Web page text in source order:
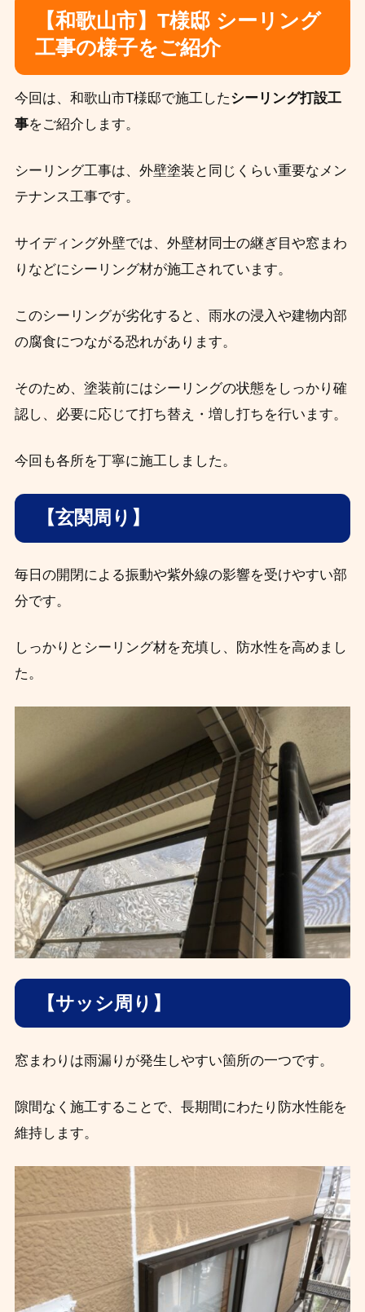
【和歌山市】T様邸 シーリング
工事の様子をご紹介
今回は、和歌山市T様邸で施工したシーリング打設工
事をご紹介します。
シーリング工事は、外壁塗装と同じくらい重要なメン
テナンス工事です。
サイディング外壁では、外壁材同士の継ぎ目や窓まわ
りなどにシーリング材が施工されています。
このシーリングが劣化すると、雨水の浸入や建物内部
の腐食につながる恐れがあります。
そのため、塗装前にはシーリングの状態をしっかり確
認し、必要に応じて打ち替え・増し打ちを行います。
今回も各所を丁寧に施工しました。
【玄関周り】
毎日の開閉による振動や紫外線の影響を受けやすい部
分です。
しっかりとシーリング材を充填し、防水性を高めまし
た。
【サッシ周り】
窓まわりは雨漏りが発生しやすい箇所の一つです。
隙間なく施工することで、長期間にわたり防水性能を
維持します。